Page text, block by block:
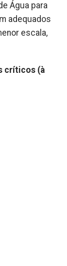
Água para
adequados
escala,
críticos (à